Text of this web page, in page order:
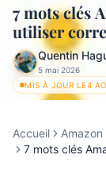
7 mots clés
utiliser
Quentin
5 mai 2026
MIS À JOUR LE4
Accueil
Amazon
7 mots clés